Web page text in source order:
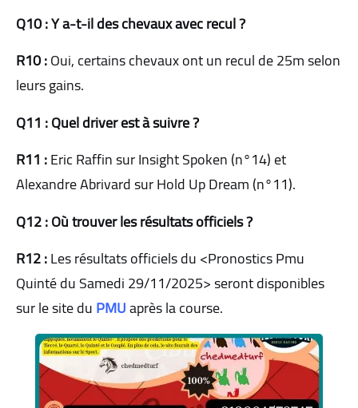
Q10 : Y a-t-il des chevaux avec recul ?
R10 :Oui, certains chevaux ont un recul de 25m selon
leurs gains.
Q11 : Quel driver est à suivre ?
R11 :Eric Raffin sur Insight Spoken (n°14) et
Alexandre Abrivard sur Hold Up Dream (n°11).
Q12 : Où trouver les résultats officiels ?
R12 :Les résultats officiels du <Pronostics Pmu
Quinté du Samedi 29/11/2025> seront disponibles
sur le site duPMUaprès la course.